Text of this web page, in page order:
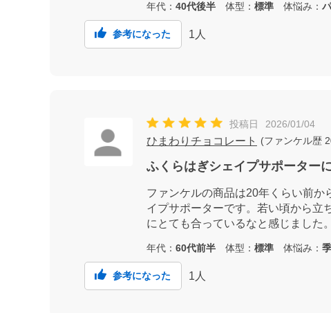
年代： 40代後半 体型： 標準 体悩み：
参考になった 1 人
投稿日 2026/01/04
ひまわりチョコレート (ファンケル歴
ふくらはぎシェイプサポーター
ファンケルの商品は20年くらい前か
イプサポーターです。若い頃から立
にとても合っているなと感じました
年代： 60代前半 体型： 標準 体悩み：
参考になった 1 人